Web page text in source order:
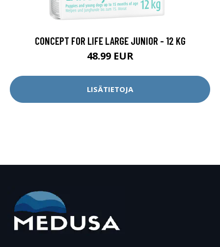
CONCEPT FOR LIFE LARGE JUNIOR - 12 KG
48.99 EUR
LISÄTIETOJA